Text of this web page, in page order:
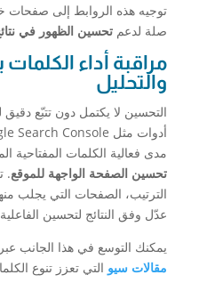
توجيه هذه الروابط إلى صفحات
صلة لدعم تحسين الظهور في
مراقبة أداء
والتحليل
التحسين لا يكتمل دون تتبّع
مدى فعالية الكلمات
تحسين الصفحة الواجهة للموقع.
الترتيب، الصفحات التي يجلب
عدّل وفق النتائج لتحسين
يمكنك التوسع في هذا الجانب
مقالات سيو التي تعزز تنوع